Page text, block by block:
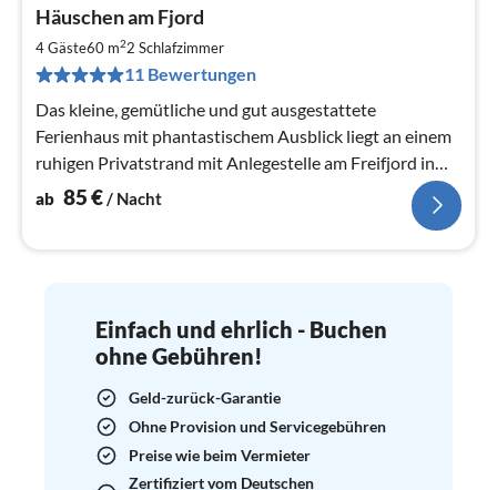
Häuschen am Fjord
4 Gäste60 m22 Schlafzimmer
11 Bewertungen
Das kleine, gemütliche und gut ausgestattete
Ferienhaus mit phantastischem Ausblick liegt an einem
ruhigen Privatstrand mit Anlegestelle am Freifjord in
der Nähe von Kristiansund.
ab 85€/ Nacht
Einfach und ehrlich - Buchen
ohne Gebühren!
Geld-zurück-Garantie
Ohne Provision und Servicegebühren
Preise wie beim Vermieter
Zertifiziert vom Deutschen